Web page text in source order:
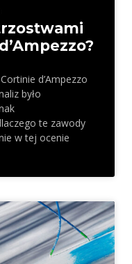
d’Ampezzo
było
te zawody
w tej ocenie